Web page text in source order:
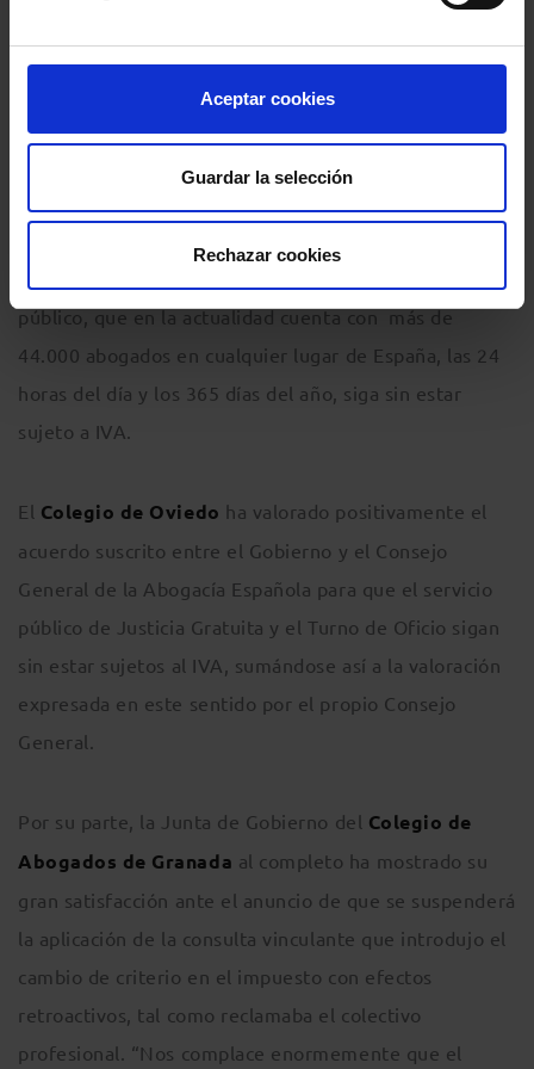
Aceptar cookies
Guardar la selección
Rechazar cookies
Por su parte, la decana delColegio de Abogados de
público, que en la actualidad cuenta con más de
44.000 abogados en cualquier lugar de España, las 24
horas del día y los 365 días del año, siga sin estar
sujeto a IVA.
El Colegio de Oviedo ha valorado positivamente el
acuerdo suscrito entre el Gobierno y el Consejo
General de la Abogacía Española para que el servicio
público de Justicia Gratuita y el Turno de Oficio sigan
sin estar sujetos al IVA, sumándose así a la valoración
expresada en este sentido por el propio Consejo
General.
Por su parte, la Junta de Gobierno del Colegio de
Abogados de Granada al completo ha mostrado su
gran satisfacción ante el anuncio de que se suspenderá
la aplicación de la consulta vinculante que introdujo el
cambio de criterio en el impuesto con efectos
retroactivos, tal como reclamaba el colectivo
profesional. “Nos complace enormemente que el